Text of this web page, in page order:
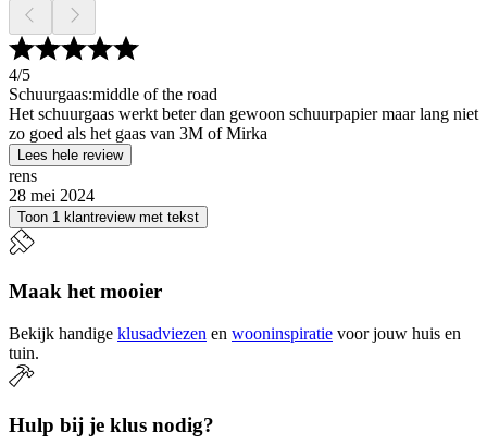
4/5
Schuurgaas:middle of the road
Het schuurgaas werkt beter dan gewoon schuurpapier maar lang niet
zo goed als het gaas van 3M of Mirka
Lees hele review
rens
28 mei 2024
Toon 1 klantreview met tekst
Maak het mooier
Bekijk handige klusadviezen en wooninspiratie voor jouw huis en
tuin.
Hulp bij je klus nodig?